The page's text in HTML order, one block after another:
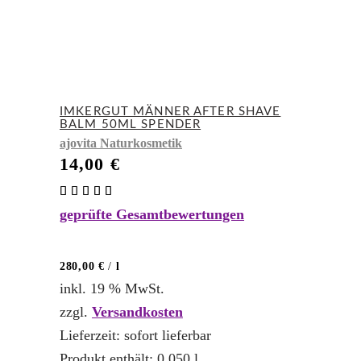
IMKERGUT MÄNNER AFTER SHAVE
BALM 50ML SPENDER
ajovita Naturkosmetik
14,00 €
5.00
geprüfte Gesamtbewertungen
280,00 € / l
inkl. 19 % MwSt.
zzgl. Versandkosten
Lieferzeit: sofort lieferbar